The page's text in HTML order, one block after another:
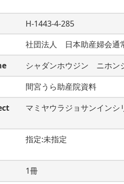
H-1443-4-285
社団法人　日本助産婦会通
シャダンホウジン　ニホ
間宮うら助産院資料
マミヤウラジョサンインシ
指定:未指定
1冊